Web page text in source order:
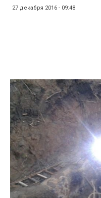
27 декабря 2016 - 09:48